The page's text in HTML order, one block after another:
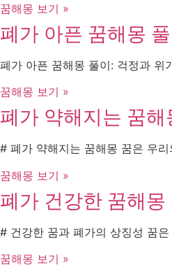
꿈해몽 보기 »
폐가 아픈 꿈해몽
폐가 아픈 꿈해몽 풀이: 걱정과 위
꿈해몽 보기 »
폐가 약해지는 꿈
# 폐가 약해지는 꿈해몽 꿈은 우
꿈해몽 보기 »
폐가 건강한 꿈해
# 건강한 꿈과 폐가의 상징성 꿈
꿈해몽 보기 »